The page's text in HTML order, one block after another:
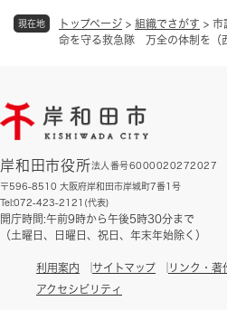
現在地 トップページ > 組織でさがす > 市
命を守る救急隊 万全の体制を（
岸和田市役所法人番号6000020272027
〒596-8510 大阪府岸和田市岸城町7番1号
Tel:072-423-2121(代表)
開庁時間:午前9時から午後5時30分まで
（土曜日、日曜日、祝日、年末年始除く）
利用案内 サイトマップ リンク・著
アクセシビリティ